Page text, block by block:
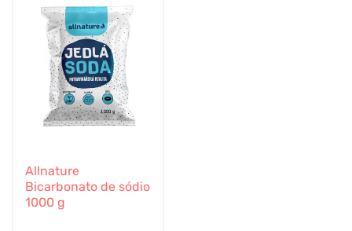
Allnature
Bicarbonato de sódio
1000 g